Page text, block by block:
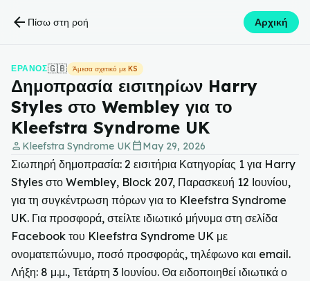
arrow_back Πίσω στη ροή Αρχική
ΈΡΑΝΟΣ🇬🇧 Άμεσα σχετικό με KS
Δημοπρασία εισιτηρίων Harry
Styles στο Wembley για το
Kleefstra Syndrome UK
person Kleefstra Syndrome UKcalendar_todayMay 29, 2026
Σιωπηρή δημοπρασία: 2 εισιτήρια Κατηγορίας 1 για Harry
Styles στο Wembley, Block 207, Παρασκευή 12 Ιουνίου,
για τη συγκέντρωση πόρων για το Kleefstra Syndrome
UK. Για προσφορά, στείλτε ιδιωτικό μήνυμα στη σελίδα
Facebook του Kleefstra Syndrome UK με
ονοματεπώνυμο, ποσό προσφοράς, τηλέφωνο και email.
Λήξη: 8 μ.μ., Τετάρτη 3 Ιουνίου. Θα ειδοποιηθεί ιδιωτικά ο